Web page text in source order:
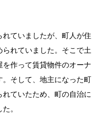
ていましたが、町人が住
れていました。そこで土
作って賃貸物件のオーナ
そして、地主になった町
ていたため、町の自治に
。